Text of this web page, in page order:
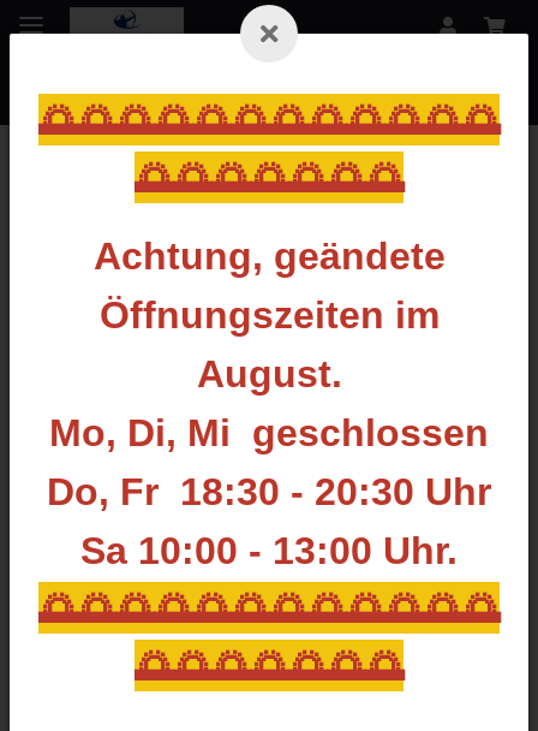
🌅🌅🌅🌅🌅🌅🌅🌅🌅🌅🌅🌅
🌅🌅🌅🌅🌅🌅🌅
Achtung, geändete
Öffnungszeiten im
August.
Mo, Di, Mi geschlossen
Do, Fr 18:30 - 20:30 Uhr
Sa 10:00 - 13:00 Uhr.
🌅🌅🌅🌅🌅🌅🌅🌅🌅🌅🌅🌅
🌅🌅🌅🌅🌅🌅🌅
Zurück zur Liste Inserts & Pins